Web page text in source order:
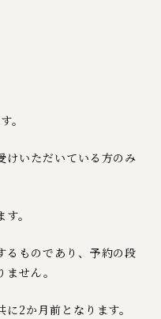
。
いただいている方のみ
。
ものであり、予約の段
せん。
2か月前となります。